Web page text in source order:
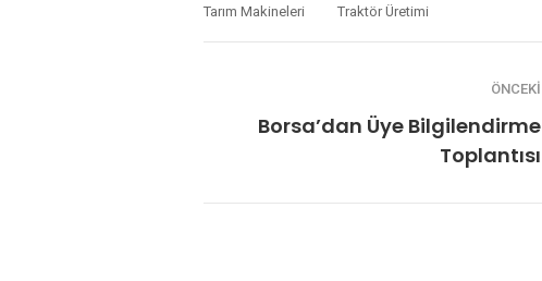
Tarım Makineleri Traktör Üretimi
ÖNCEKI
Borsa’dan Üye Bilgilendirme
Toplantısı